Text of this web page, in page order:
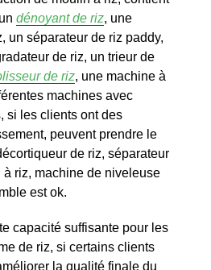
dénoyant de riz, une
un séparateur de riz paddy,
de riz, un trieur de
de riz, une machine à
machines avec
si les clients ont des
peuvent prendre le
de riz, séparateur
riz, machine de niveleuse
est ok.
capacité suffisante pour les
de riz, si certains clients
la qualité finale du